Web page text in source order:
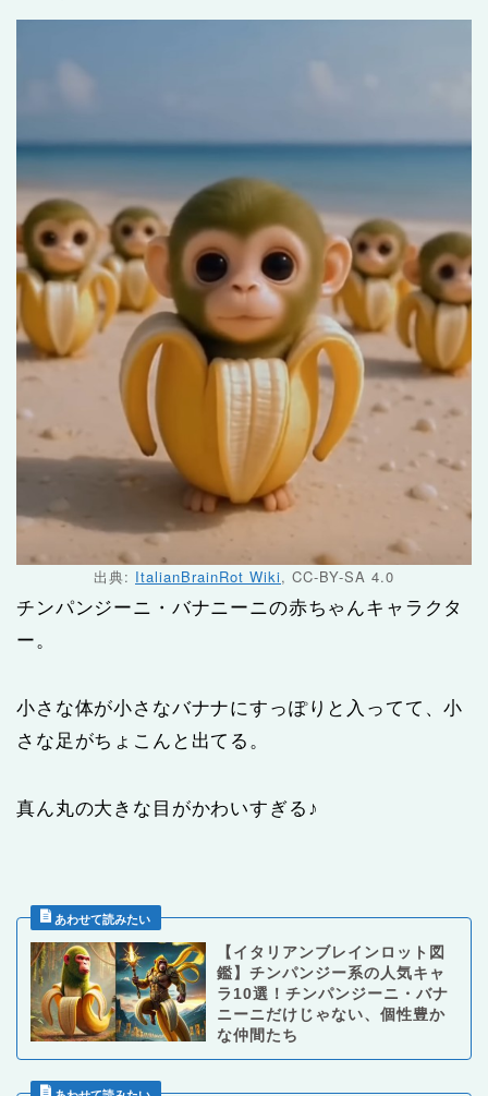
出典: ItalianBrainRot Wiki, CC-BY-SA 4.0
チンパンジーニ・バナニーニの赤ちゃんキャラクタ
ー。
小さな体が小さなバナナにすっぽりと入ってて、小
さな足がちょこんと出てる。
真ん丸の大きな目がかわいすぎる♪
【イタリアンブレインロット図
鑑】チンパンジー系の人気キャ
ラ10選！チンパンジーニ・バナ
ニーニだけじゃない、個性豊か
な仲間たち